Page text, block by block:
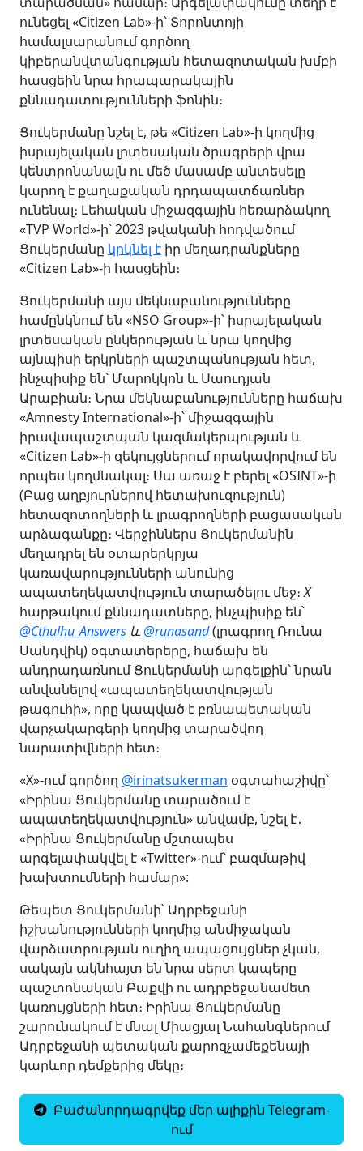
ունեցել «Citizen Lab»-ի՝ Տորոնտոյի
համալսարանում գործող
կիբերանվտանգության հետազոտական խմբի
հասցեին նրա հրապարակային
քննադատությունների ֆոնին։
Ցուկերմանը նշել է, թե «Citizen Lab»-ի կողմից
իսրայելական լրտեսական ծրագրերի վրա
կենտրոնանալն ու մեծ մասամբ անտեսելը
կարող է քաղաքական դրդապատճառներ
ունենալ։ Լեհական միջազգային հեռարձակող
«TVP World»-ի՝ 2023 թվականի հոդվածում
Ցուկերմանը կրկնել է իր մեղադրանքները
«Citizen Lab»-ի հասցեին։
Ցուկերմանի այս մեկնաբանությունները
համընկնում են «NSO Group»-ի՝ իսրայելական
լրտեսական ընկերության և նրա կողմից
այնպիսի երկրների պաշտպանության հետ,
ինչպիսիք են՝ Մարոկկոն և Սաուդյան
Արաբիան։ Նրա մեկնաբանությունները հաճախ
«Amnesty International»-ի՝ միջազգային
իրավապաշտպան կազմակերպության և
«Citizen Lab»-ի զեկույցներում որակավորվում են
որպես կողմնակալ։ Սա առաջ է բերել «OSINT»-ի
(Բաց աղբյուրներով հետախուզություն)
հետազոտողների և լրագրողների բացասական
արձագանքը։ Վերջիններս Ցուկերմանին
մեղադրել են օտարերկրյա
կառավարությունների անունից
ապատեղեկատվություն տարածելու մեջ։X
հարթակում քննադատները, ինչպիսիք են՝
@Cthulhu_Answers և@runasand(լրագրող Ռունա
Սանդվիկ) օգտատերերը, հաճախ են
անդրադառնում Ցուկերմանի արգելքին՝ նրան
անվանելով «ապատեղեկատվության
թագուհի», որը կապված է բռնապետական
վարչակարգերի կողմից տարածվող
նարատիվների հետ։
«X»-ում գործող @irinatsukerman օգտահաշիվը՝
«Իրինա Ցուկերմանը տարածում է
ապատեղեկատվություն» անվամբ, նշել է․
«Իրինա Ցուկերմանը մշտապես
արգելափակվել է «Twitter»-ում՝ բազմաթիվ
խախտումների համար»:
Թեպետ Ցուկերմանի՝ Ադրբեջանի
իշխանությունների կողմից անմիջական
վարձատրության ուղիղ ապացույցներ չկան,
սակայն ակնհայտ են նրա սերտ կապերը
պաշտոնական Բաքվի ու ադրբեջանամետ
կառույցների հետ։ Իրինա Ցուկերմանը
շարունակում է մնալ Միացյալ Նահանգներում
Ադրբեջանի պետական քարոզչամեքենայի
կարևոր դեմքերից մեկը։
Բաժանորդագրվեք մեր ալիքին Telegram-
ում